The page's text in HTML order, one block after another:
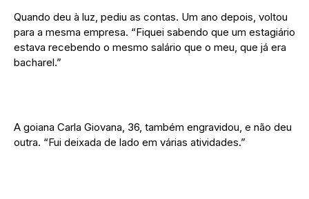
Quando deu à luz, pediu as contas. Um ano depois, voltou
para a mesma empresa. “Fiquei sabendo que um estagiário
estava recebendo o mesmo salário que o meu, que já era
bacharel.”
A goiana Carla Giovana, 36, também engravidou, e não deu
outra. “Fui deixada de lado em várias atividades.”